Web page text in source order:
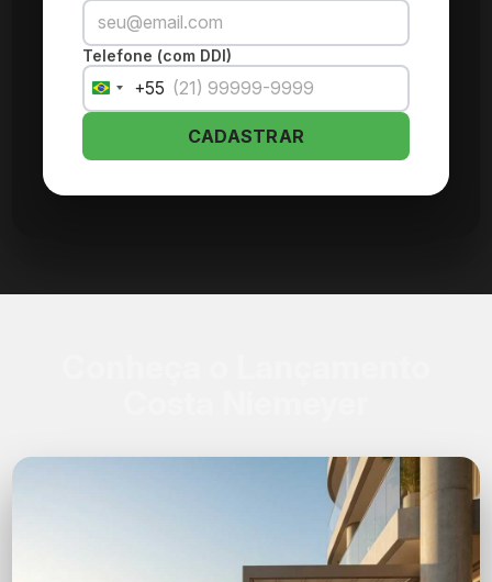
Telefone (com DDI)
Brazil
+55
+55
CADASTRAR